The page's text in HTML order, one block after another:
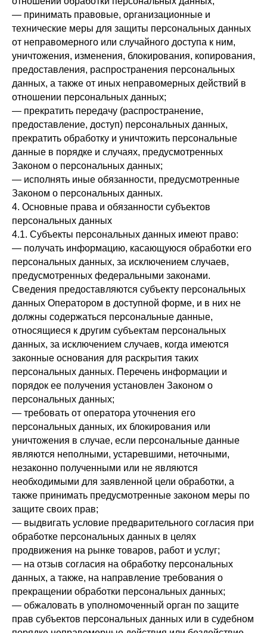
— принимать правовые, организационные и
технические меры для защиты персональных данных
от неправомерного или случайного доступа к ним,
уничтожения, изменения, блокирования, копирования,
предоставления, распространения персональных
данных, а также от иных неправомерных действий в
отношении персональных данных;
— прекратить передачу (распространение,
предоставление, доступ) персональных данных,
прекратить обработку и уничтожить персональные
данные в порядке и случаях, предусмотренных
Законом о персональных данных;
— исполнять иные обязанности, предусмотренные
Законом о персональных данных.
4. Основные права и обязанности субъектов
персональных данных
4.1. Субъекты персональных данных имеют право:
— получать информацию, касающуюся обработки его
персональных данных, за исключением случаев,
предусмотренных федеральными законами.
Сведения предоставляются субъекту персональных
данных Оператором в доступной форме, и в них не
должны содержаться персональные данные,
относящиеся к другим субъектам персональных
данных, за исключением случаев, когда имеются
законные основания для раскрытия таких
персональных данных. Перечень информации и
порядок ее получения установлен Законом о
персональных данных;
— требовать от оператора уточнения его
персональных данных, их блокирования или
уничтожения в случае, если персональные данные
являются неполными, устаревшими, неточными,
незаконно полученными или не являются
необходимыми для заявленной цели обработки, а
также принимать предусмотренные законом меры по
защите своих прав;
— выдвигать условие предварительного согласия при
обработке персональных данных в целях
продвижения на рынке товаров, работ и услуг;
— на отзыв согласия на обработку персональных
данных, а также, на направление требования о
прекращении обработки персональных данных;
— обжаловать в уполномоченный орган по защите
прав субъектов персональных данных или в судебном